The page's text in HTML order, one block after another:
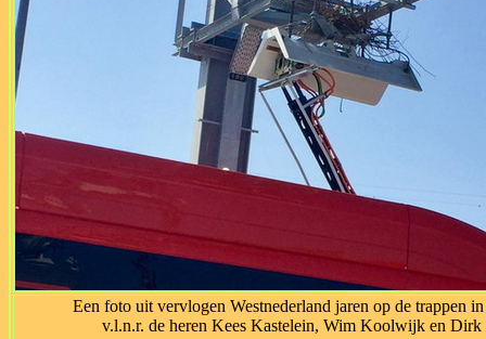
Een foto uit vervlogen Westnederland jaren op de trappen
v.l.n.r. de heren Kees Kastelein, Wim Koolwijk en Dirk